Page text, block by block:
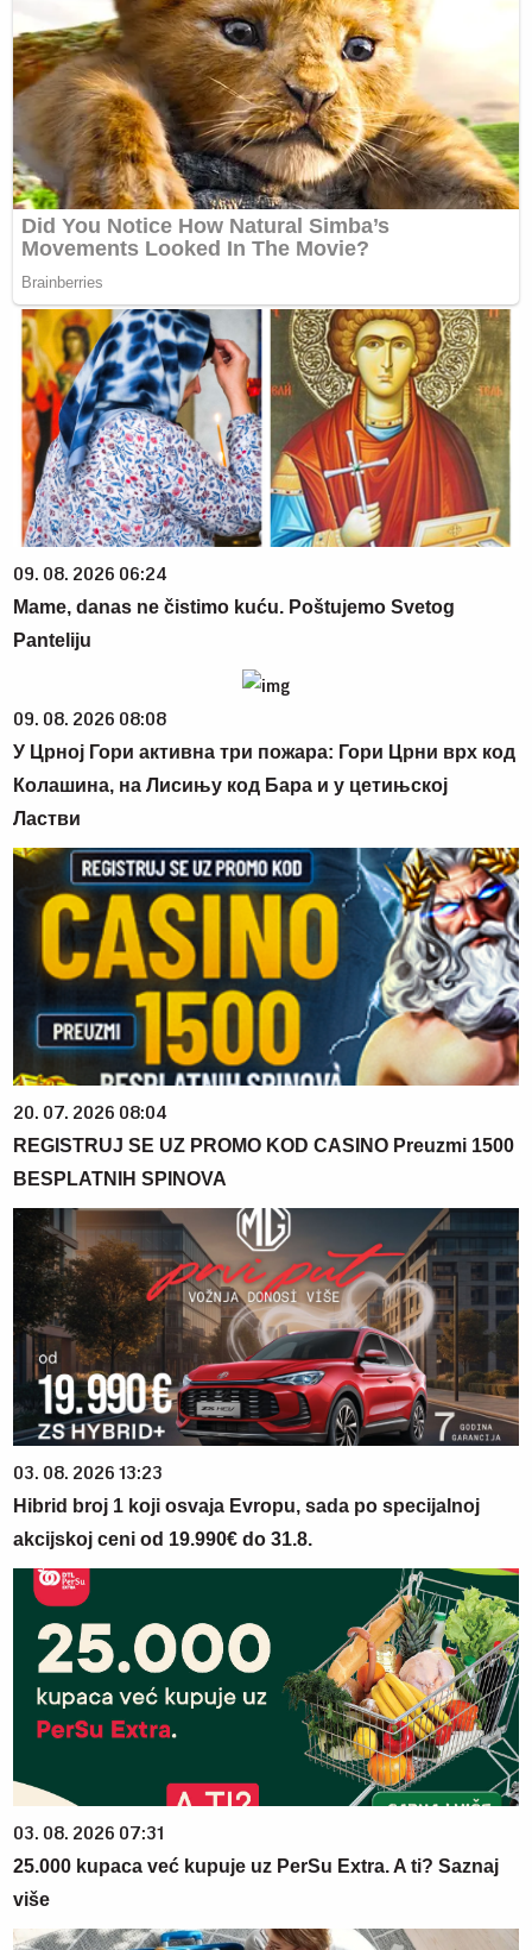
09. 08. 2026 06:24
Mame, danas ne čistimo kuću. Poštujemo Svetog
Panteliju
09. 08. 2026 08:08
У Црној Гори активна три пожара: Гори Црни врх код
Колашина, на Лисињу код Бара и у цетињској
Ластви
20. 07. 2026 08:04
REGISTRUJ SE UZ PROMO KOD CASINO Preuzmi 1500
BESPLATNIH SPINOVA
03. 08. 2026 13:23
Hibrid broj 1 koji osvaja Evropu, sada po specijalnoj
akcijskoj ceni od 19.990€ do 31.8.
03. 08. 2026 07:31
25.000 kupaca već kupuje uz PerSu Extra. A ti? Saznaj
više